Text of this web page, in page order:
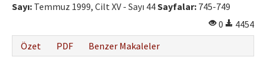
Sayı: Temmuz 1999, Cilt XV - Sayı 44Sayfalar: 745-749
0
4454
Özet
PDF Benzer Makaleler